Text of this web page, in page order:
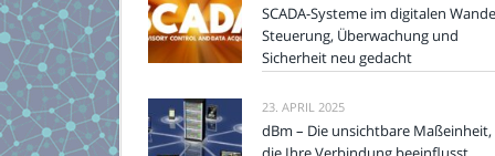
SCADA-Systeme im digitalen
Steuerung, Überwachung und
Sicherheit neu gedacht
23. APRIL 2025
dBm – Die unsichtbare Maßeinheit,